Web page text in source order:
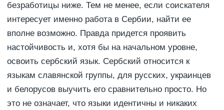
безработицы ниже. Тем не менее, если соискателя
интересует именно работа в Сербии, найти ее
вполне возможно. Правда придется проявить
настойчивость и, хотя бы на начальном уровне,
освоить сербский язык. Сербский относится к
языкам славянской группы, для русских, украинцев
и белорусов выучить его сравнительно просто. Но
это не означает, что языки идентичны и никаких